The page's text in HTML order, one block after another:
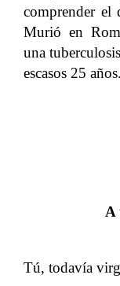
comprender el
Murió en
una
escasos 25 años.
A
Tú, todavía